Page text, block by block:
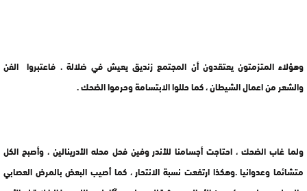
وهؤلاء المتزمتون يعتقدون أن المجتمع زنديق يعيش في ضلالة . فاعتبروا الفن
والشعر من اعمال الشيطان ، كما حللوا الابتسامة وحرموا الضحك .
ولما غاب الضحك ، احتاجت أجسامنا للأندر وفين فحل محله الأدرينالين ، وأصبح الكل
متشائما وعدوانيا .وهكذا ارتفعت نسبة الانتحار ، كما أصيب البعض بالمرض العصابي